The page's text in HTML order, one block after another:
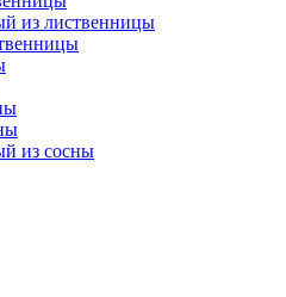
из лиственницы
из сосны